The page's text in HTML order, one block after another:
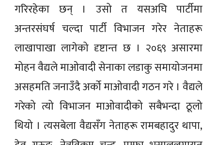
गरिरहेका छन् । उसो त यसअघि पार्टीमा
अन्तरसंघर्ष चल्दा पार्टी विभाजन गरेर नेताहरू
लाखापाखा लागेको दृष्टान्त छ । २०६९ असारमा
मोहन वैद्यले माओवादी सेनाका लडाकु समायोजनमा
असहमति जनाउँदै अर्को माओवादी गठन गरे । वैद्यले
गरेको त्यो विभाजन माओवादीको सबैभन्दा ठूलो
थियो । त्यसबेला वैद्यसँग नेताहरू रामबहादुर थापा,